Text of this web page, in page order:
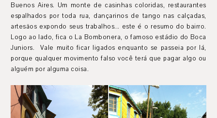
Buenos Aires. Um monte de casinhas coloridas, restaurantes
espalhados por toda rua, dançarinos de tango nas calçadas,
artesãos expondo seus trabalhos... este é o resumo do bairro.
Logo ao lado, fica o La Bombonera, o famoso estádio do Boca
Juniors. Vale muito ficar ligados enquanto se passeia por lá,
porque qualquer movimento falso você terá que pagar algo ou
alguém por alguma coisa.